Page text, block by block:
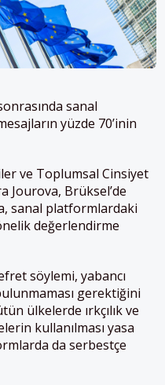
sanal
yüzde 70’inin
ve Toplumsal Cinsiyet
Jourova, Brüksel’de
sanal platformlardaki
değerlendirme
söylemi, yabancı
gerektiğini
ülkelerde ırkçılık ve
kullanılması yasa
da serbestçe